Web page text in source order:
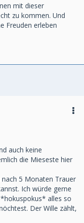
mit dieser
zu kommen. Und
Freuden erleben
auch keine
die Mieseste hier
nach 5 Monaten Trauer
Ich würde gerne
alles so
Der Wille zählt,